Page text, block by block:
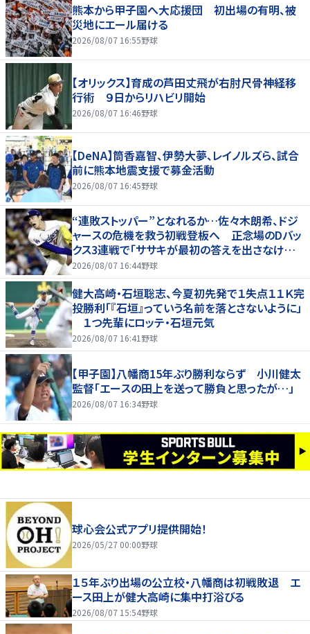
熊本から甲子園へ大応援団 初出場の有明、被
災地にエール届ける
2026/08/07 16:55野球
【オリックス】育成の芦田丈飛が右肘尺骨神経移
行術 ９日からリハビリ開始
2026/08/07 16:46野球
【DeNA】筒香嘉智、伊勢大夢、レイノルズら、試合
前に熊本地震支援で募金活動
2026/08/07 16:45野球
“連敗ストッパー”となれるか…佐々木朗希、ドジ
ャースの危機を救う初戦登板へ 正念場のDバッ
クス3連戦で「ササキが最初の答えを出さなけれ
ばならない」
2026/08/07 16:44野球
健大高崎・石垣聡志、今夏初先発で１失点１１Ｋ完
投勝利「『石垣』っていう名前を落とさないように」
１つ先輩にロッテ・石垣元気
2026/08/07 16:41 野球
【甲子園】八幡商15年ぶり勝利ならず 小川健太
監督「エースの田上を送って勝負と思ったが…」
2026/08/07 16:34野球
球心会公式アプリ提供開始！
2026/05/27 00:00野球
１５年ぶり出場の公立校・八幡商は初戦敗退 エ
ース田上が健大高崎に集中打浴びる
2026/08/07 15:54野球